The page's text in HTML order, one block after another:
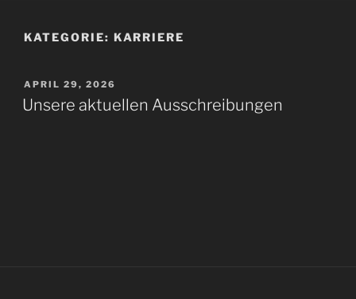
KATEGORIE: KARRIERE
VERÖFFENTLICHT
AM
APRIL 29, 2026
Unsere aktuellen Ausschreibungen